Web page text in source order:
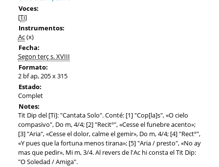
Voces:
[Ti]
Instrumentos:
Ac(x)
Fecha:
Segon terç s. XVIII
Formato:
2 bf ap, 205 x 315
Estado:
Complet
Notes:
Tit Dip del [Ti]: "Cantata Solo". Conté: [1] "Cop[la]s", «O cielo
compasivo", Do m, 4/4; [2] "Recitº", «Cesse el funebre acento»;
[3] "Aria", «Cesse el dolor, calme el gemir», Do m, 4/4; [4] "Rectº",
«Y pues que la fortuna menos tirana»; [5] "Aria / presto", «No ay
mas que pedir», Mi m, 3/4. Al revers de l'Ac hi consta el Tit Dip:
"O Soledad / Amiga".